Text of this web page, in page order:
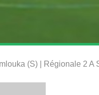
(S) | Régionale 2 A